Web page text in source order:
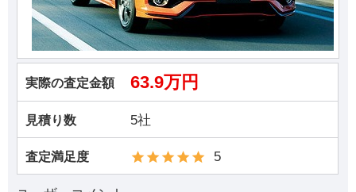
実際の査定金額 63.9万円
見積り数 5社
査定満足度 5